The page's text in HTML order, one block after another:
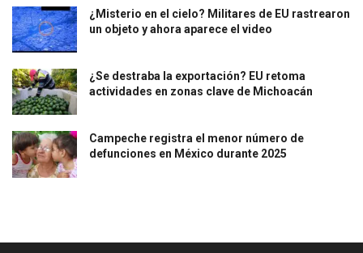
¿Misterio en el cielo? Militares de EU rastrearon
un objeto y ahora aparece el video
¿Se destraba la exportación? EU retoma
actividades en zonas clave de Michoacán
Campeche registra el menor número de
defunciones en México durante 2025